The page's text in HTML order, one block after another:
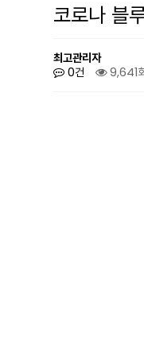
코로나 블
최고관리자
0건
9,641